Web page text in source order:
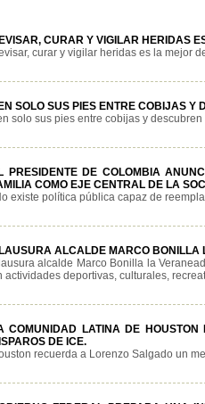
CURAR Y VIGILAR HERIDAS
curar y vigilar heridas es la mejor
SOLO SUS PIES ENTRE COBIJAS Y
solo sus pies entre cobijas y descubren
PRESIDENTE DE COLOMBIA
COMO EJE CENTRAL DE LA
existe política pública capaz de
ALCALDE MARCO BONILLA
alcalde Marco Bonilla la
actividades deportivas, culturales,
COMUNIDAD LATINA DE
DE ICE.
recuerda a Lorenzo Salgado un